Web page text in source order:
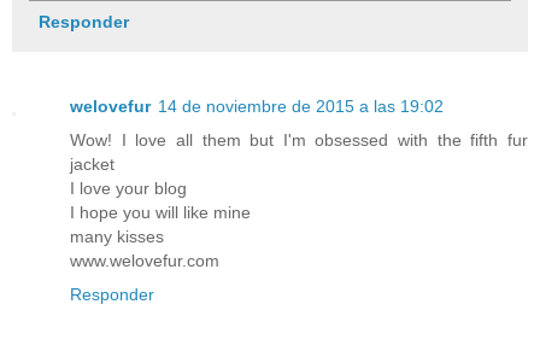
Responder
welovefur 14 de noviembre de 2015 a las 19:02
Wow! I love all them but I'm obsessed with the fifth fur
jacket
I love your blog
I hope you will like mine
many kisses
www.welovefur.com
Responder